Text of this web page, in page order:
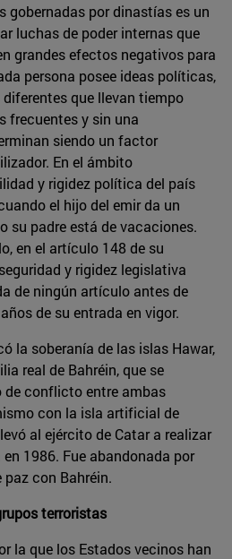
gobernadas por dinastías es un
luchas de poder internas que
grandes efectos negativos para
persona posee ideas políticas,
que llevan tiempo
frecuentes y sin una
siendo un factor
En el ámbito
y rigidez política del país
el hijo del emir da un
su padre está de vacaciones.
en el artículo 148 de su
y rigidez legislativa
de ningún artículo antes de
de su entrada en vigor.
la soberanía de las islas Hawar,
real de Bahréin, que se
conflicto entre ambas
con la isla artificial de
al ejército de Catar a realizar
1986. Fue abandonada por
paz con Bahréin.
terroristas
la que los Estados vecinos han